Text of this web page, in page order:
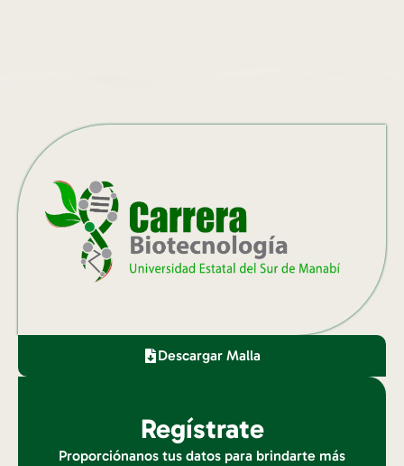
Descargar Malla
Regístrate
Proporciónanos tus datos para brindarte más